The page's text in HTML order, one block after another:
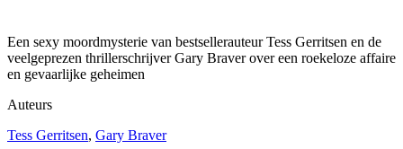
Een sexy moordmysterie van bestsellerauteur Tess Gerritsen en de
veelgeprezen thrillerschrijver Gary Braver over een roekeloze affaire
en gevaarlijke geheimen
Auteurs
Tess Gerritsen, Gary Braver